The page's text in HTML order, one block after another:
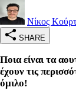
Νίκος
SHARE
Ποια είναι τα
έχουν τις
όμιλο!